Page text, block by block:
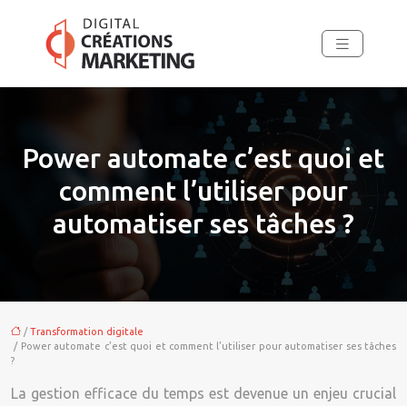
Power automate c’est quoi et
comment l’utiliser pour
automatiser ses tâches ?
/Transformation digitale
/ Power automate c’est quoi et comment l’utiliser pour automatiser ses tâches
?
La gestion efficace du temps est devenue un enjeu crucial